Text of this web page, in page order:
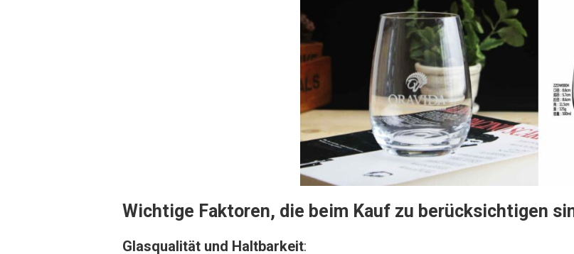
Wichtige Faktoren, die beim Kauf zu berücksichtigen
Glasqualität und Haltbarkeit: